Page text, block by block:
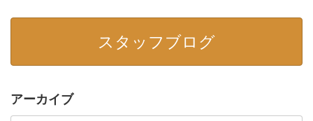
スタッフブログ
アーカイブ